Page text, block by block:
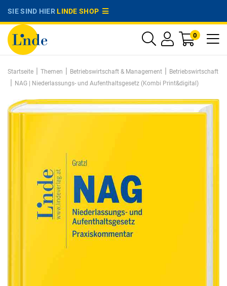
SIE SIND HIERLINDE SHOP
0
Startseite | Themen | Betriebswirtschaft & Management | Betriebswirtschaft
| NAG | Niederlassungs- und Aufenthaltsgesetz (Kombi Print&digital)